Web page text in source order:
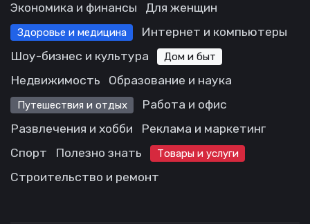
Экономика и финансы
Для женщин
Здоровье и медицина
Интернет и компьютеры
Шоу-бизнес и культура
Дом и быт
Недвижимость Образование и наука
Путешествия и отдых
Работа и офис
Развлечения и хобби
Реклама и маркетинг
Спорт
Полезно знать Товары и услуги
Строительство и ремонт